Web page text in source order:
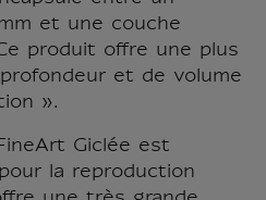
et une couche
produit offre une plus
et de volume
».
Giclée est
la reproduction